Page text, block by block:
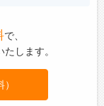
で、
します。